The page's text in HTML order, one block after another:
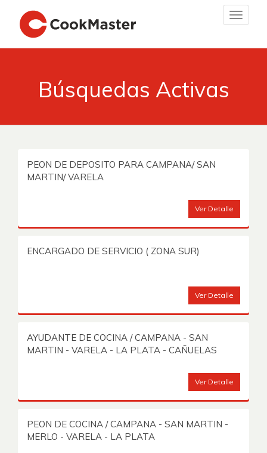
Toggle
Búsquedas Activas
PEON DE DEPOSITO PARA CAMPANA/ SAN
MARTIN/ VARELA
Ver Detalle
ENCARGADO DE SERVICIO ( ZONA SUR)
Ver Detalle
AYUDANTE DE COCINA / CAMPANA - SAN
MARTIN - VARELA - LA PLATA - CAÑUELAS
Ver Detalle
PEON DE COCINA / CAMPANA - SAN MARTIN -
MERLO - VARELA - LA PLATA